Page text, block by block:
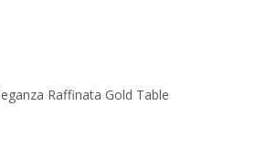
Raffinata Gold Table